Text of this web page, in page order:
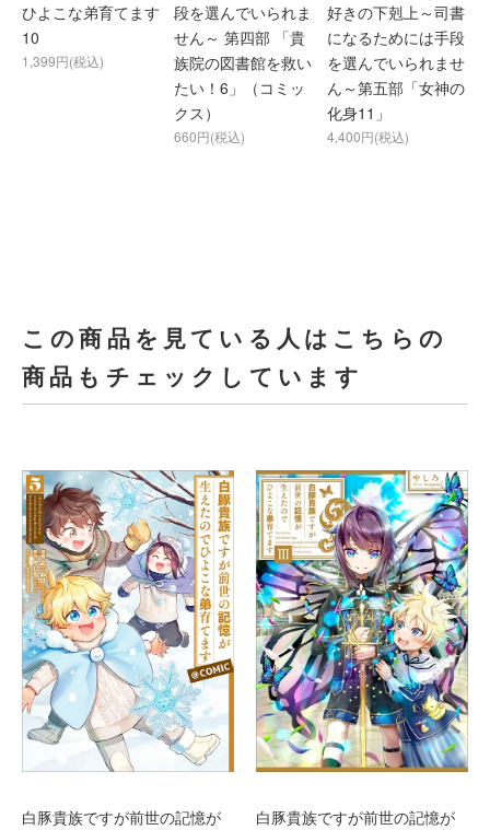
ひよこな弟育てます
10
1,399円(税込)
段を選んでいられま
せん～ 第四部 「貴
族院の図書館を救い
たい！6」（コミッ
クス）
660円(税込)
好きの下剋上～司書
になるためには手段
を選んでいられませ
ん～第五部「女神の
化身11」
4,400円(税込)
この商品を見ている人はこちらの
商品もチェックしています
白豚貴族ですが前世の記憶が
白豚貴族ですが前世の記憶が